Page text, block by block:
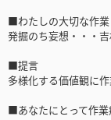
■わたしの大切な作
発掘のち妄想・・・
■提言
多様化する価値観に
■あなたにとって作